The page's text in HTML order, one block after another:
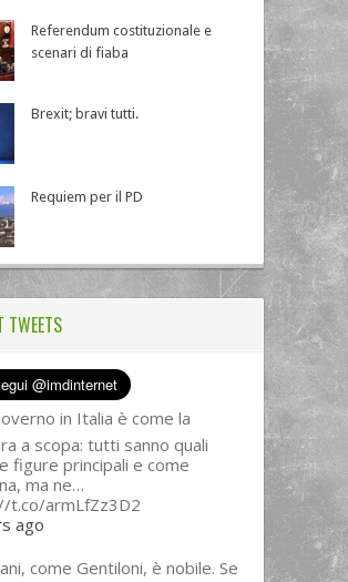
Referendum costituzionale e
scenari di fiaba
Brexit; bravi tutti.
Requiem per il PD
TWEETS
in Italia è come la
a scopa: tutti sanno quali
figure principali e come
ma ne…
t.co/armLfZz3D2
ago
come Gentiloni, è nobile. Se